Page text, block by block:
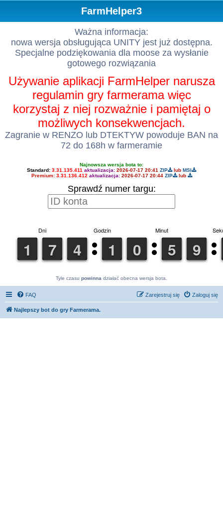
FarmHelper3
Ważna informacja:
nowa wersja obsługująca UNITY jest już dostępna.
Specjalne podziękowania dla moose za wysłanie
gotowego rozwiązania
Używanie aplikacji FarmHelper narusza
regulamin gry farmerama więc
korzystaj z niej rozważnie i pamiętaj o
możliwych konsekwencjach.
Zagranie w RENZO lub DTEKTYW powoduje BAN na
72 do 168h w farmeramie
Najnowsza wersja bota to:
Standard: 3.31.135.411 aktualizacja: 2026-07-17 20:41 ZIP lub MSI
Premium: 3.31.136.412 aktualizacja: 2026-07-17 20:44 ZIP lub
Sprawdź numer targu:
Tyle czasu powinna działać obecna wersja bota.
FAQ Zaloguj się
Zarejestruj się
Najlepszy bot do gry Farmerama.